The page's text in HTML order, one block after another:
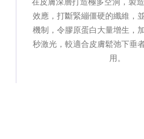
在皮膚深層打造極多空洞，製
效應，打斷緊繃僵硬的纖維，
機制，令膠原蛋白大量增生，
秒激光，較適合皮膚鬆弛下垂
用。